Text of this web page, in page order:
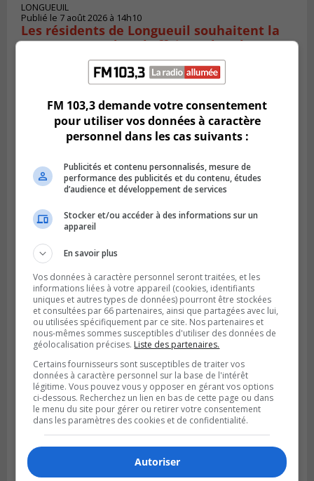
LONGUEUIL
Publié le 7 août 2026 à 14h10
Les résidents de Longueuil souhaitent la
transparence dans l’affaire Tabarah
GREENFIELD PARK
Publié le 6 août 2026 à 13h45
Greenfield Park veut s’armer contre les
fortes
pluies
FM 103,3 demande votre consentement
pour utiliser vos données à caractère
personnel dans les cas suivants :
Publicités et contenu personnalisés, mesure de
performance des publicités et du contenu, études
d’audience et développement de services
Stocker et/ou accéder à des informations sur un
appareil
En savoir plus
Vos données à caractère personnel seront traitées, et les
informations liées à votre appareil (cookies, identifiants
uniques et autres types de données) pourront être stockées
et consultées par 66 partenaires, ainsi que partagées avec lui,
ou utilisées spécifiquement par ce site. Nos partenaires et
nous-mêmes sommes susceptibles d'utiliser des données de
géolocalisation précises. Liste des partenaires.
Certains fournisseurs sont susceptibles de traiter vos
données à caractère personnel sur la base de l'intérêt
légitime. Vous pouvez vous y opposer en gérant vos options
ci-dessous. Recherchez un lien en bas de cette page ou dans
le menu du site pour gérer ou retirer votre consentement
dans les paramètres des cookies et de confidentialité.
Autoriser